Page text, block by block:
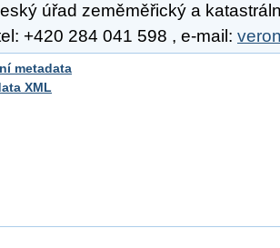
úřad zeměměřický a
+420 284 041 598 , e-mail:
metadata
XML